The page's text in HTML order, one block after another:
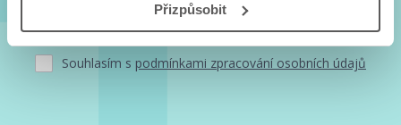
Přizpůsobit
Souhlasím s podmínkami zpracování osobních údajů